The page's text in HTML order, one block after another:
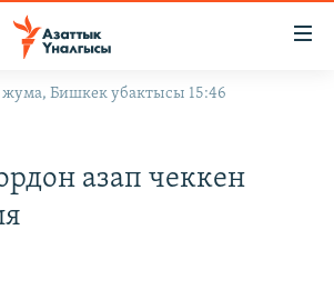
Бишкек убактысы 15:46
азап чеккен